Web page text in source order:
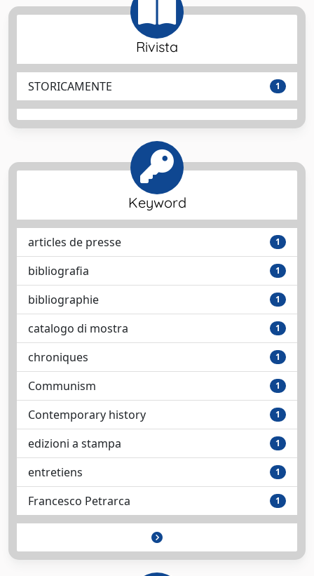
Rivista
STORICAMENTE 1
Keyword
articles de presse 1
bibliografia 1
bibliographie 1
catalogo di mostra 1
chroniques 1
Communism 1
Contemporary history 1
edizioni a stampa 1
entretiens 1
Francesco Petrarca 1